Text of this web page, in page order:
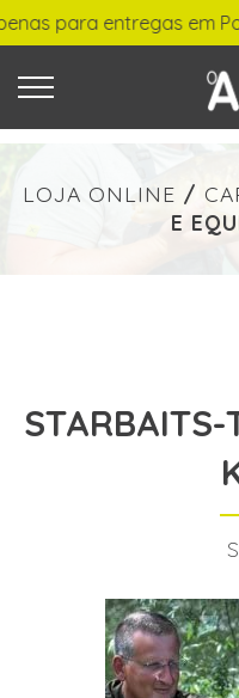
O QUE
-
para entregas em
LOJA ONLINE /
E
STARBAITS-